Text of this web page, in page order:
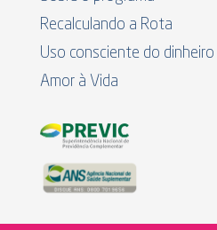
Recalculando a Rota
Uso consciente do dinheiro
Amor à Vida